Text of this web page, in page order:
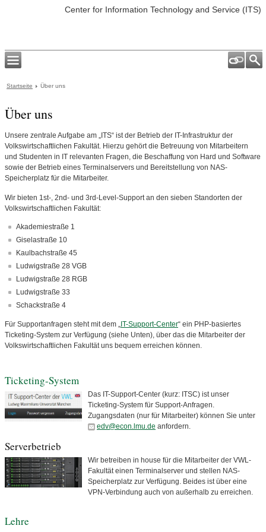
Center for Information Technology and Service (ITS)
Startseite Über uns
Über uns
Unsere zentrale Aufgabe am „ITS“ ist der Betrieb der IT-Infrastruktur der
Volkswirtschaftlichen Fakultät. Hierzu gehört die Betreuung von Mitarbeitern
und Studenten in IT relevanten Fragen, die Beschaffung von Hard und Software
sowie der Betrieb eines Terminalservers und Bereitstellung von NAS-
Speicherplatz für die Mitarbeiter.
Wir bieten 1st-, 2nd- und 3rd-Level-Support an den sieben Standorten der
Volkswirtschaftlichen Fakultät:
Akademiestraße 1
Giselastraße 10
Kaulbachstraße 45
Ludwigstraße 28 VGB
Ludwigstraße 28 RGB
Ludwigstraße 33
Schackstraße 4
Für Supportanfragen steht mit dem „ IT-Support-Center“ ein PHP-basiertes
Ticketing-System zur Verfügung (siehe Unten), über das die Mitarbeiter der
Volkswirtschaftlichen Fakultät uns bequem erreichen können.
Ticketing-System
Das IT-Support-Center (kurz: ITSC) ist unser
Ticketing-System für Support-Anfragen.
Zugangsdaten (nur für Mitarbeiter) können Sie unter
edv@econ.lmu.de anfordern.
Serverbetrieb
Wir betreiben in house für die Mitarbeiter der VWL-
Fakultät einen Terminalserver und stellen NAS-
Speicherplatz zur Verfügung. Beides ist über eine
VPN-Verbindung auch von außerhalb zu erreichen.
Lehre